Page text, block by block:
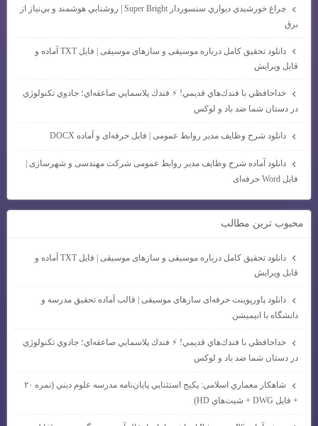
چراغ خورشيدي ديواري سنسوردار Super Bright | روشنايي هوشمند و بي‌نياز از
برق
دانلود تحقیق کامل درباره موسیقی و سازهای موسیقی | فایل TXT آماده و
قابل ویرایش
خداحافظي با فندك‌هاي قديمي! ⚡ فندك پلاسمايي صاعقه‌اي؛ جادوي تكنولوژي
در دستان شما ضد باد و لوكس
دانلود شرح وظایف مدیر روابط عمومی | فایل حرفه‌ای و آماده DOCX
دانلود آماده شرح وظایف مدیر روابط عمومی شرکت مهندسی و شهرسازی |
فایل Word حرفه‌ای
محبوب ترين مطالب
دانلود تحقیق کامل درباره موسیقی و سازهای موسیقی | فایل TXT آماده و
قابل ویرایش
دانلود پاورپوینت حرفه‌ای سازهای موسیقی | قالب آماده تحقیق مدرسه و
دانشگاه با انیمیشن
خداحافظي با فندك‌هاي قديمي! ⚡ فندك پلاسمايي صاعقه‌اي؛ جادوي تكنولوژي
در دستان شما ضد باد و لوكس
شاهكار معماري اسلامي: پكيج استثنايي پايان‌نامه مدرسه علوم ديني (نمره ۲۰
+ فايل DWG + شيت‌هاي HD)